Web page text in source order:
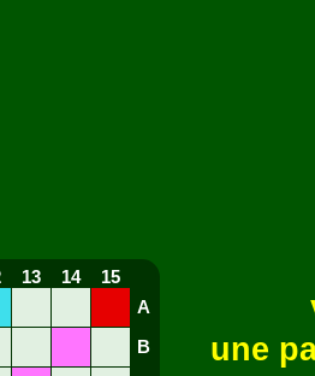
13 14
15
A
B
une